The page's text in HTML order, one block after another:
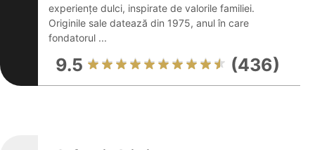
experiențe dulci, inspirate de valorile familiei.
Originile sale datează din 1975, anul în care
fondatorul ...
9.5 (436)